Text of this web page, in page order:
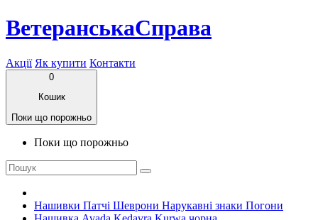
ВетеранськаСправа
Акції Як купити Контакти
0
Кошик
Поки що порожньо
Поки що порожньо
Нашивки Патчі Шеврони Нарукавні знаки Погони